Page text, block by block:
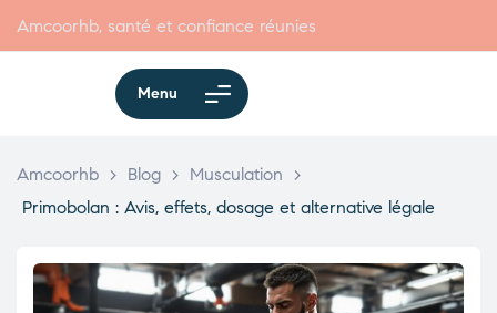
Amcoorhb, santé et confiance réunies
Menu
Amcoorhb > Blog > Musculation
>
Primobolan : Avis, effets, dosage et alternative légale